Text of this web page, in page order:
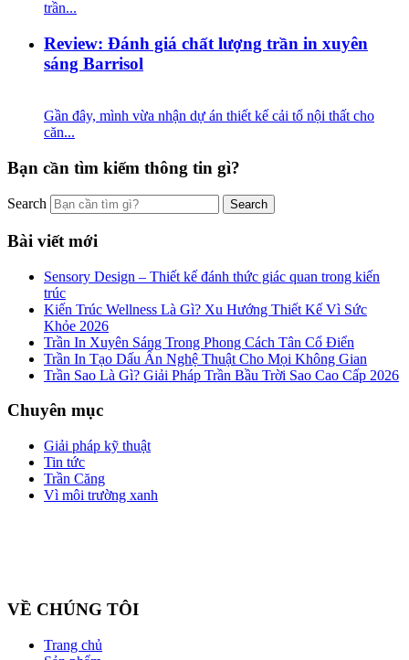
trần...
Review: Đánh giá chất lượng trần in xuyên
sáng Barrisol
Gần đây, mình vừa nhận dự án thiết kế cải tổ nội thất cho
căn...
Bạn cần tìm kiếm thông tin gì?
Search
Bài viết mới
Sensory Design – Thiết kế đánh thức giác quan trong kiến
trúc
Kiến Trúc Wellness Là Gì? Xu Hướng Thiết Kế Vì Sức
Khỏe 2026
Trần In Xuyên Sáng Trong Phong Cách Tân Cổ Điển
Trần In Tạo Dấu Ấn Nghệ Thuật Cho Mọi Không Gian
Trần Sao Là Gì? Giải Pháp Trần Bầu Trời Sao Cao Cấp 2026
Chuyên mục
Giải pháp kỹ thuật
Tin tức
Trần Căng
Vì môi trường xanh
VỀ CHÚNG TÔI
Trang chủ